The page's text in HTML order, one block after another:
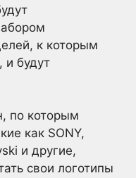
к которым
и будут
по которым
как SONY,
и другие,
свои логотипы